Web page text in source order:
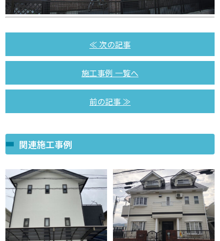
≪ 次の記事
施工事例 一覧へ
前の記事 ≫
関連施工事例